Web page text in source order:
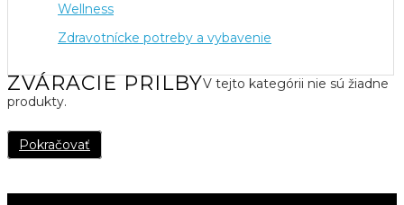
Wellness
Zdravotnícke potreby a vybavenie
ZVÁRACIE PRILBYV tejto kategórii nie sú žiadne
produkty.
Pokračovať